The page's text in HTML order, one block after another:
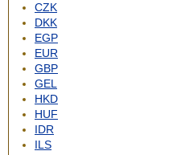
CZK
DKK
EGP
EUR
GBP
GEL
HKD
HUF
IDR
ILS